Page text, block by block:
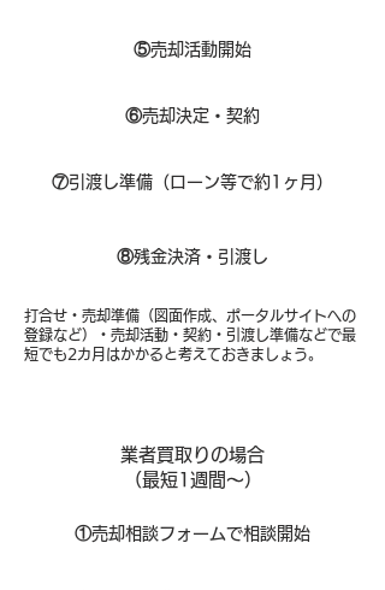
⑤売却活動開始
⑥売却決定・契約
⑦引渡し準備（ローン等で約1ヶ月）
打合せ・売却準備（図面作成、ポータルサイトへの
登録など）・売却活動・契約・引渡し準備などで最
短でも2カ月はかかると考えておきましょう。
⑧​残金決済・引渡し
業者買取りの場合
（​最短1週間～）
①​売却相談フォームで相談開始